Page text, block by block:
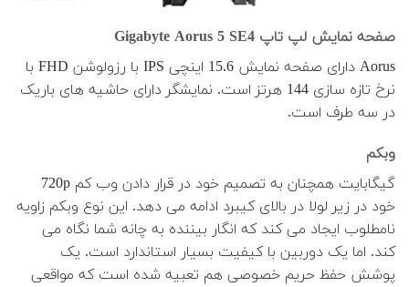
صفحه نمایش لپ تاپ Gigabyte Aorus 5 SE4
Aorus دارای صفحه نمایش 15.6 اینچی IPS با رزولوشن FHD با
نرخ تازه سازی 144 هرتز است. نمایشگر دارای حاشیه های باریک
در سه طرف است.
وبکم
گیگابایت همچنان به تصمیم خود در قرار دادن وب کم 720p
خود در زیر لولا در بالای کیبرد ادامه می دهد. این نوع وبکم زاویه
نامطلوب ایجاد می کند که انگار بیننده به چانه شما نگاه می
کند. اما یک دوربین با کیفیت بسیار استاندارد است. یک
پوشش حفظ حریم خصوصی هم تعبیه شده است که مواقعی